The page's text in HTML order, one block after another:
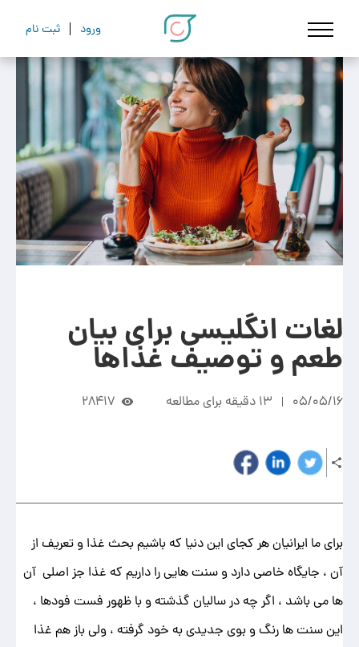
ورود ثبت نام
لغات انگلیسی برای بیان
طعم و توصیف غذاها
05/05/16 13 دقیقه برای مطالعه 28417
برای ما ایرانیان هر کجای این دنیا که باشیم بحث غذا و تعریف از
آن ، جایگاه خاصی دارد و سنت هایی را داریم که غذا جز اصلی آن
ها می باشد ، اگر چه در سالیان گذشته و با ظهور فست فودها ،
این سنت ها رنگ و بوی جدیدی به خود گرفته ، ولی باز هم غذا